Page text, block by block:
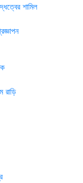
শামিল
রাড়ি